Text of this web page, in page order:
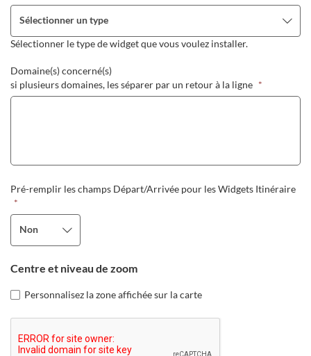
Sélectionner un type
Sélectionner le type de widget que vous voulez installer.
Domaine(s) concerné(s)
si plusieurs domaines, les séparer par un retour à la ligne *
Pré-remplir les champs Départ/Arrivée pour les Widgets Itinéraire
*
Non
Centre et niveau de zoom
Personnalisez la zone affichée sur la carte